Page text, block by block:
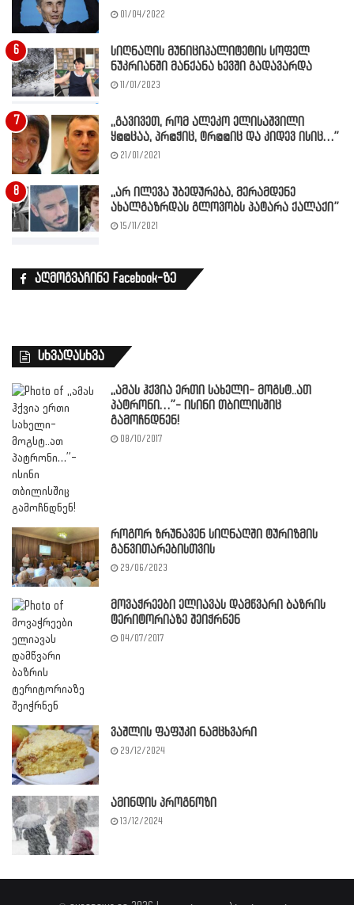
01/04/2022
სიღნაღის მუნიციპალიტეტის სოფელ
ნუკრიანში მანქანა ხევში გადავარდა
11/01/2023
,,გავივეთ, რომ ალეკო ელისაშვილი
ყ@@ცაა, პრ@ჭიც, ტრ@@იც და კიდევ ისიც…”
21/01/2021
,,არ ილევა უბედურება, მერამდენე
ახალგაზრდას გლოვობს პატარა ქალაქი”
15/11/2021
აღმოგვაჩინე Facebook-ზე
სხვადასხვა
,,ამას ჰქვია ერთი სახელი- მოგსტ..ათ
პატრონი…”- ისინი თბილისშიც
გამოჩნდნენ!
08/10/2017
როგორ ზრუნავენ სიღნაღში ტურიზმის
განვითარებისთვის
29/06/2023
მოვაჭრეები ელიავას დამწვარი ბაზრის
ტერიტორიაზე შეიჭრნენ
04/07/2017
ვაშლის ფაფუკი ნამცხვარი
29/12/2024
ამინდის პროგნოზი
13/12/2024